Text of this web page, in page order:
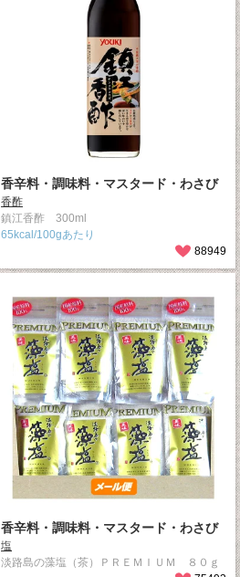
香辛料・調味料・マスタード・わさび
香酢
鎮江香酢 300ml
65kcal/100gあたり
88949
香辛料・調味料・マスタード・わさび
塩
淡路島の藻塩（茶）ＰＲＥＭＩＵＭ ８０ｇ